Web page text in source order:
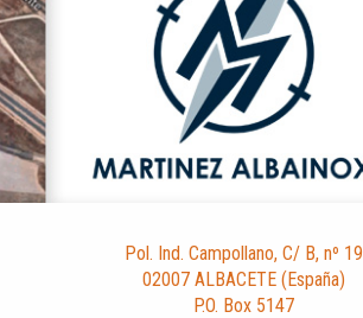
Pol. Ind. Campollano, C/ B, nº 19
02007 ALBACETE (España)
P.O. Box 5147